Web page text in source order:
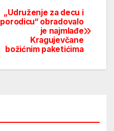
„Udruženje za decu i
porodicu“ obradovalo
je najmlađe
Kragujevčane
božićnim paketićima